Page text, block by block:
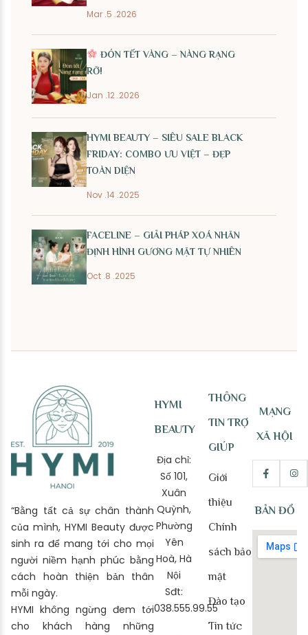
Mar .5 .2026
ĐÓN TẾT VÀNG – NÀNG RẠNG
RỠ!
Jan .12 .2026
HYMI BEAUTY – SIÊU SALE BLACK
FRIDAY: COMBO ƯU VIỆT – ĐẸP
TOÀN DIỆN
Nov .14 .2025
FACELINE – GIẢI PHÁP XOÁ NHĂN
ĐỊNH HÌNH GƯƠNG MẶT TỰ NHIÊN
Oct .8 .2025
“Bằng tất cả sự chân thành
của mình, HYMI Beauty được
sinh ra để mang tới cho mọi
người niềm hạnh phúc bằng
cách hoàn thiện bản thân
mỗi ngày.
HYMI không ngừng đem tới
cho khách hàng những
HYMI
BEAUTY
Địa chỉ:
Số 101,
Xuân
Quỳnh,
Phường
Yên
Hoà, Hà
Nội
Sđt:
038.555.99.55
THÔNG
TIN TRỢ
GIÚP
Giới
thiệu
Chính
sách bảo
mật
Đào tạo
Tin tức
MẠNG
XÃ HỘI
BẢN ĐỒ